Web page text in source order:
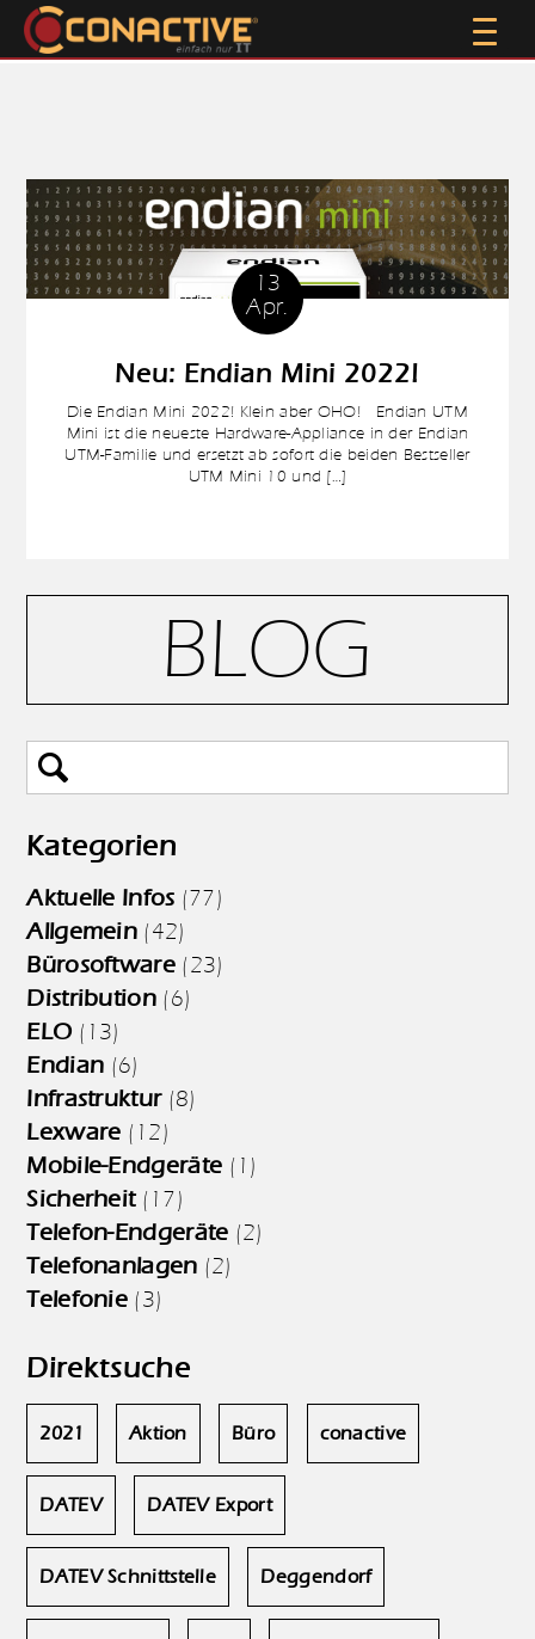
13
Apr.
Neu: Endian Mini 2022!
Die Endian Mini 2022! Klein aber OHO! Endian UTM
Mini ist die neueste Hardware-Appliance in der Endian
UTM-Familie und ersetzt ab sofort die beiden Bestseller
UTM Mini 10 und […]
BLOG
Kategorien
Aktuelle Infos (77)
Allgemein (42)
Bürosoftware (23)
Distribution (6)
ELO (13)
Endian (6)
Infrastruktur(8)
Lexware (12)
Mobile-Endgeräte (1)
Sicherheit(17)
Telefon-Endgeräte (2)
Telefonanlagen (2)
Telefonie (3)
Direktsuche
2021 Aktion Büro conactive
DATEV DATEV Export
DATEV Schnittstelle Deggendorf